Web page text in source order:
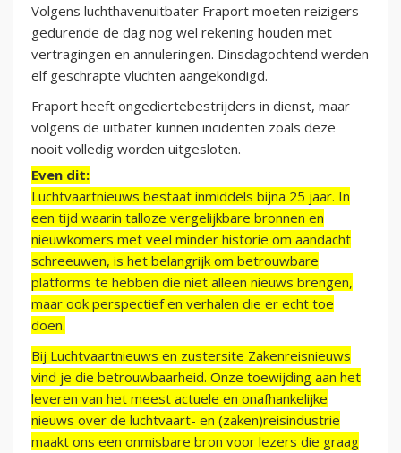
Volgens luchthavenuitbater Fraport moeten reizigers
gedurende de dag nog wel rekening houden met
vertragingen en annuleringen. Dinsdagochtend werden
elf geschrapte vluchten aangekondigd.
Fraport heeft ongediertebestrijders in dienst, maar
volgens de uitbater kunnen incidenten zoals deze
nooit volledig worden uitgesloten.
Even dit:
Luchtvaartnieuws bestaat inmiddels bijna 25 jaar. In
een tijd waarin talloze vergelijkbare bronnen en
nieuwkomers met veel minder historie om aandacht
schreeuwen, is het belangrijk om betrouwbare
platforms te hebben die niet alleen nieuws brengen,
maar ook perspectief en verhalen die er echt toe
doen.
Bij Luchtvaartnieuws en zustersite Zakenreisnieuws
vind je die betrouwbaarheid. Onze toewijding aan het
leveren van het meest actuele en onafhankelijke
nieuws over de luchtvaart- en (zaken)reisindustrie
maakt ons een onmisbare bron voor lezers die graag